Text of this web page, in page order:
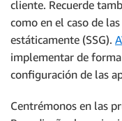
cliente. Recuerde
como en el caso de
estáticamente (SSG).
implementar de
configuración de las
Centrémonos en las